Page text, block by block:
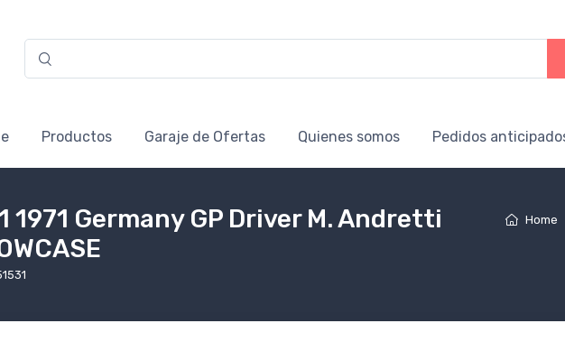
Productos Garaje de Ofertas Quienes somos Pedidos
Home
1971 Germany GP Driver M. Andretti